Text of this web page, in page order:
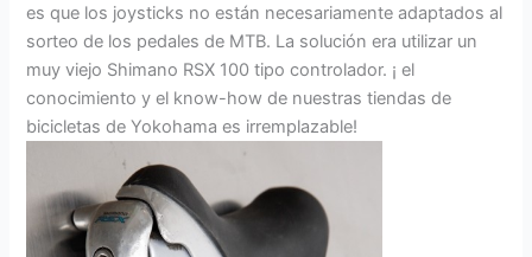
es que los joysticks no están necesariamente adaptados al
sorteo de los pedales de MTB. La solución era utilizar un
muy viejo Shimano RSX 100 tipo controlador. ¡ el
conocimiento y el know-how de nuestras tiendas de
bicicletas de Yokohama es irremplazable!